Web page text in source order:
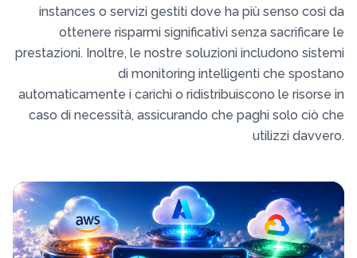
instances o servizi gestiti dove ha più senso così da
ottenere risparmi significativi senza sacrificare le
prestazioni. Inoltre, le nostre soluzioni includono sistemi
di monitoring intelligenti che spostano
automaticamente i carichi o ridistribuiscono le risorse in
caso di necessità, assicurando che paghi solo ciò che
utilizzi davvero.